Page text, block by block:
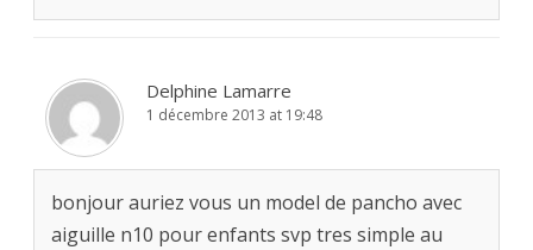
Delphine Lamarre
1 décembre 2013 at 19:48
bonjour auriez vous un model de pancho avec
aiguille n10 pour enfants svp tres simple au